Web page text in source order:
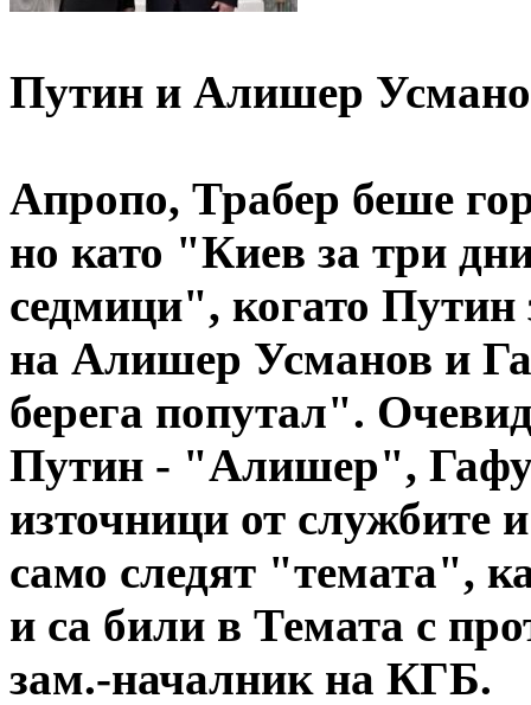
Путин и Алишер
Апропо, Трабер беше
но като "Киев за три
седмици", когато Путин
на Алишер Усманов и
берега попутал".
Путин - "Алишер",
източници от службите
само следят "темата",
и са били в Темата с
зам.-началник на КГБ.